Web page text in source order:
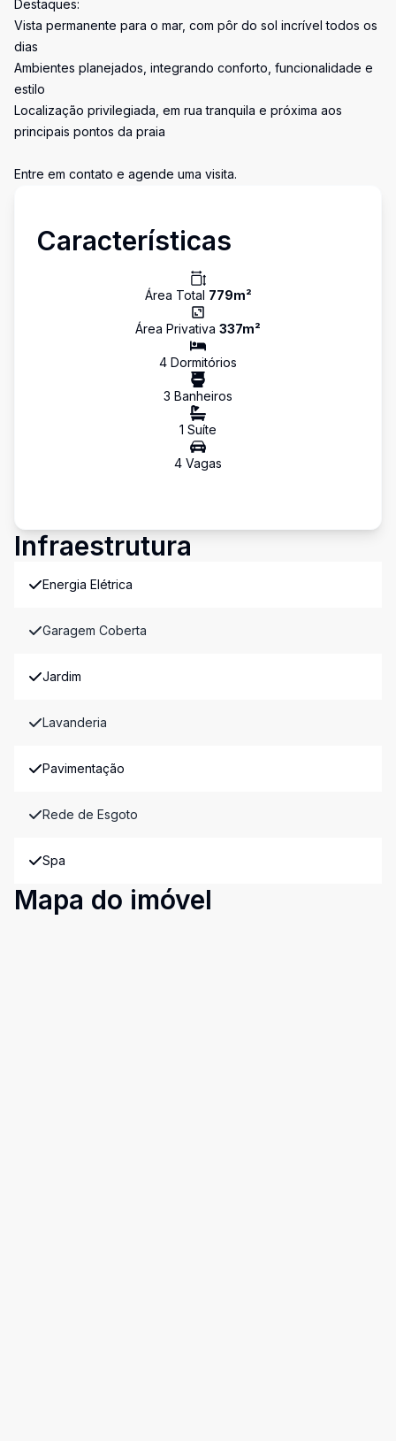
Destaques:
Vista permanente para o mar, com pôr do sol incrível todos os
dias
Ambientes planejados, integrando conforto, funcionalidade e
estilo
Localização privilegiada, em rua tranquila e próxima aos
principais pontos da praia
Entre em contato e agende uma visita.
Características
Área Total 779m²
Área Privativa 337m²
4 Dormitórios
3 Banheiros
1 Suíte
4 Vagas
Infraestrutura
Energia Elétrica
Garagem Coberta
Jardim
Lavanderia
Pavimentação
Rede de Esgoto
Spa
Mapa do imóvel